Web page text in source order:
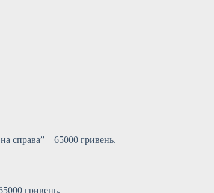
справа” – 65000 гривень.
гривень.